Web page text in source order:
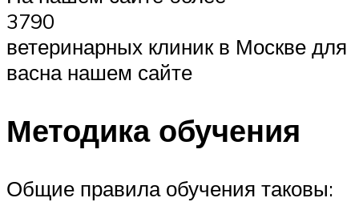
3790
ветеринарных клиник в Москве для
васна нашем сайте
Методика обучения
Общие правила обучения таковы: